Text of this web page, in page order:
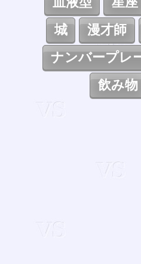
城
漫才師
ナンバープレ
飲み物